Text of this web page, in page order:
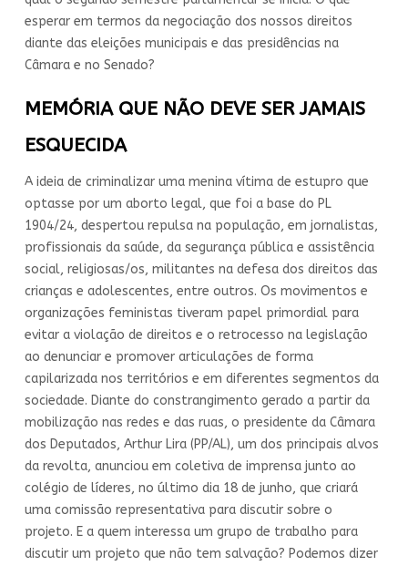
esperar em termos da negociação dos nossos direitos
diante das eleições municipais e das presidências na
Câmara e no Senado?
MEMÓRIA QUE NÃO DEVE SER JAMAIS
ESQUECIDA
A ideia de criminalizar uma menina vítima de estupro que
optasse por um aborto legal, que foi a base do PL
1904/24, despertou repulsa na população, em jornalistas,
profissionais da saúde, da segurança pública e assistência
social, religiosas/os, militantes na defesa dos direitos das
crianças e adolescentes, entre outros. Os movimentos e
organizações feministas tiveram papel primordial para
evitar a violação de direitos e o retrocesso na legislação
ao denunciar e promover articulações de forma
capilarizada nos territórios e em diferentes segmentos da
sociedade. Diante do constrangimento gerado a partir da
mobilização nas redes e das ruas, o presidente da Câmara
dos Deputados, Arthur Lira (PP/AL), um dos principais alvos
da revolta, anunciou em coletiva de imprensa junto ao
colégio de líderes, no último dia 18 de junho, que criará
uma comissão representativa para discutir sobre o
projeto. E a quem interessa um grupo de trabalho para
discutir um projeto que não tem salvação? Podemos dizer